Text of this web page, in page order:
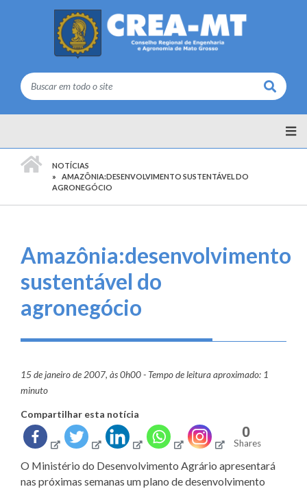
Buscar
NOTÍCIAS
AMAZÔNIA:DESENVOLVIMENTO SUSTENTÁVEL DO
AGRONEGÓCIO
Amazônia:desenvolvimento
sustentável do
agronegócio
15 de janeiro de 2007, às 0h00 - Tempo de leitura aproximado: 1
minuto
Compartilhar esta notícia
0
Shares
O Ministério do Desenvolvimento Agrário apresentará
nas próximas semanas um plano de desenvolvimento